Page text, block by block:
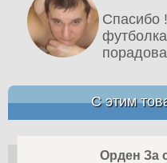
Спасибо
С этим
Орден За